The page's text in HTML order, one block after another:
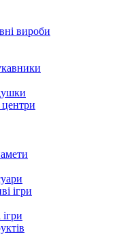
вироби
центри
ігри